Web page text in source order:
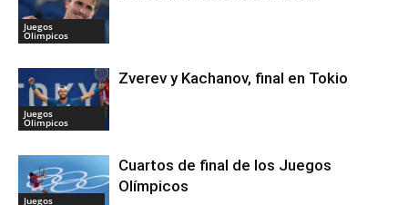
Juegos
Olimpicos
Juegos
Olimpicos
Zverev y Kachanov, final en Tokio
Juegos
Cuartos de final de los Juegos
Olímpicos